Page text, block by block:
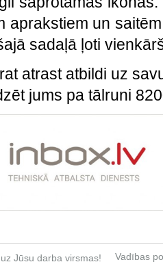
aprakstiem un
sadaļā ļoti
atrast atbildi uz
jums pa tālruni
Jūsu darba virsmas! Vadības